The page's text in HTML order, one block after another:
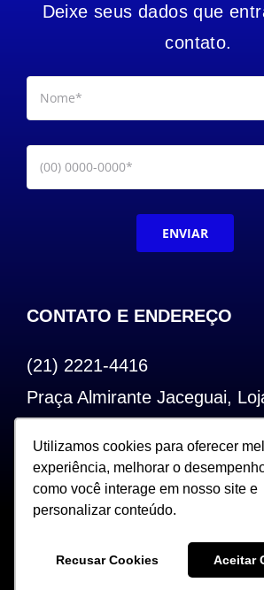
Utilizamos cookies para oferecer
experiência, melhorar o
como você interage em nosso site e
personalizar conteúdo.
Recusar Cookies Aceitar
Utilizamos cookies para oferecer
experiência, melhorar o
como você interage em nosso site e
personalizar conteúdo.
Recusar Cookies Aceitar
Deixe seus dados que
contato.
ENVIAR
CONTATO E ENDEREÇO
(21) 2221-4416
Praça Almirante Jaceguai,
CEP: 20.240-000
Copyright 2022. Todos os Direitos
Desenvolvido por Sceweb – Agência
360°